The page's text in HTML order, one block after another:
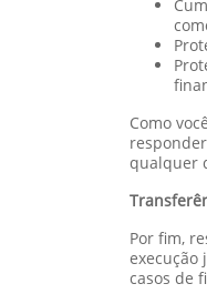
Como
qualquer
Por fim,
execução
casos de